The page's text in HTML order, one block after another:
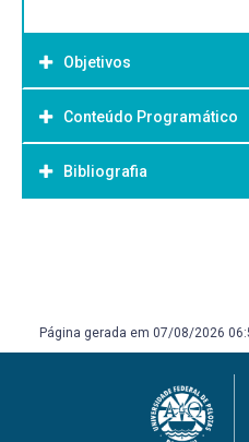
Objetivos
Objetivo Geral:
Conteúdo Programático
Esta disciplina tem conteúdo
está sempre vinculada a
Bibliografia
Página gerada em 07/08/2026